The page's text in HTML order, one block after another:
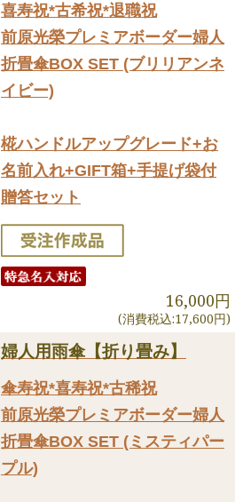
喜寿祝*古希祝*退職祝
前原光榮プレミアボーダー婦人
折畳傘BOX SET (ブリリアンネ
イビー)
椛ハンドルアップグレード+お
名前入れ+GIFT箱+手提げ袋付
贈答セット
16,000円
(消費税込:17,600円)
婦人用雨傘【折り畳み】
傘寿祝*喜寿祝*古稀祝
前原光榮プレミアボーダー婦人
折畳傘BOX SET (ミスティパー
プル)